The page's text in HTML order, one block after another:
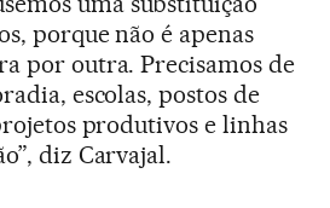
porque não é apenas
por outra. Precisamos de
escolas, postos de
produtivos e linhas
diz Carvajal.